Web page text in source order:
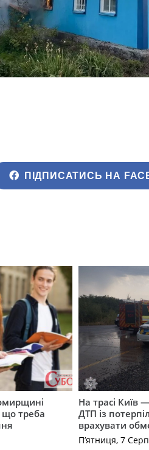
ПІДПИСАТИСЬ НА
що треба
На трасі Київ
ДТП із
врахувати
П’ятниця, 7